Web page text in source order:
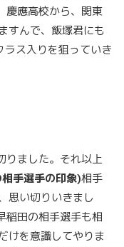
慶應高校から、関東
すんで、飯塚君にも
ラス入りを狙っていき
りました。それ以上
手選手の印象)相手
思い切りいきまし
稲田の相手選手も相
けを意識してやりま